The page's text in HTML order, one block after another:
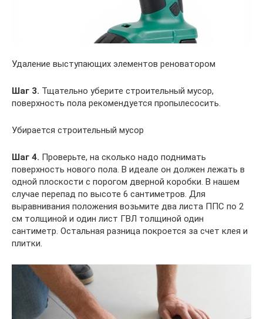
Удаление выступающих элементов реноватором
Шаг 3. Тщательно уберите строительный мусор,
поверхность пола рекомендуется пропылесосить.
Убирается строительный мусор
Шаг 4. Проверьте, на сколько надо поднимать
поверхность нового пола. В идеале он должен лежать в
одной плоскости с порогом дверной коробки. В нашем
случае перепад по высоте 6 сантиметров. Для
выравнивания положения возьмите два листа ППС по 2
см толщиной и один лист ГВЛ толщиной один
сантиметр. Остальная разница покроется за счет клея и
плитки.